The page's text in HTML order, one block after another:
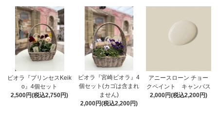
ビオラ『プリンセスKeik
o』4個セット
2,500円(税込2,750円)
ビオラ『宮崎ビオラ』4
個セット(カゴは含まれ
ません)
2,000円(税込2,200円)
アニースローン チョー
クペイント キャンバス
2,000円(税込2,200円)